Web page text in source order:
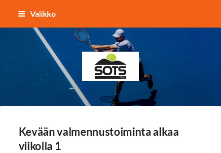
Siirry
sisältöön
Valikko
Sotkamon Tennisseura
Kevään valmennustoiminta alkaa
viikolla 1